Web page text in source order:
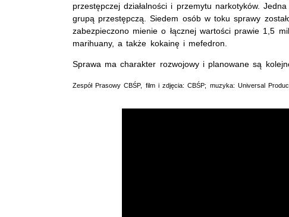
przestępczej działalności i przemytu narkotyków.
grupą przestępczą. Siedem osób w toku sprawy
zabezpieczono mienie o łącznej wartości prawie 1,5
marihuany, a także kokainę i mefedron.
Sprawa ma charakter rozwojowy i planowane są
Zespół Prasowy CBŚP, film i zdjęcia: CBŚP; muzyka: Universal